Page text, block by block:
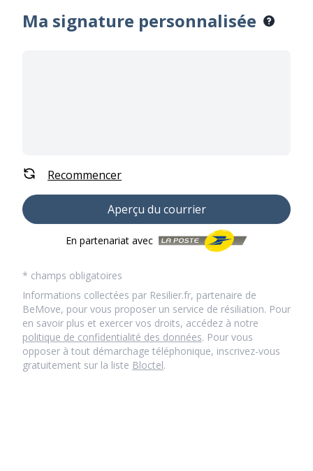
Ma signature personnalisée
Recommencer
Aperçu du courrier
En partenariat avec
* champs obligatoires
Informations collectées par Resilier.fr, partenaire de
BeMove, pour vous proposer un service de résiliation. Pour
en savoir plus et exercer vos droits, accédez à notre
politique de confidentialité des données. Pour vous
opposer à tout démarchage téléphonique, inscrivez-vous
gratuitement sur la liste Bloctel.